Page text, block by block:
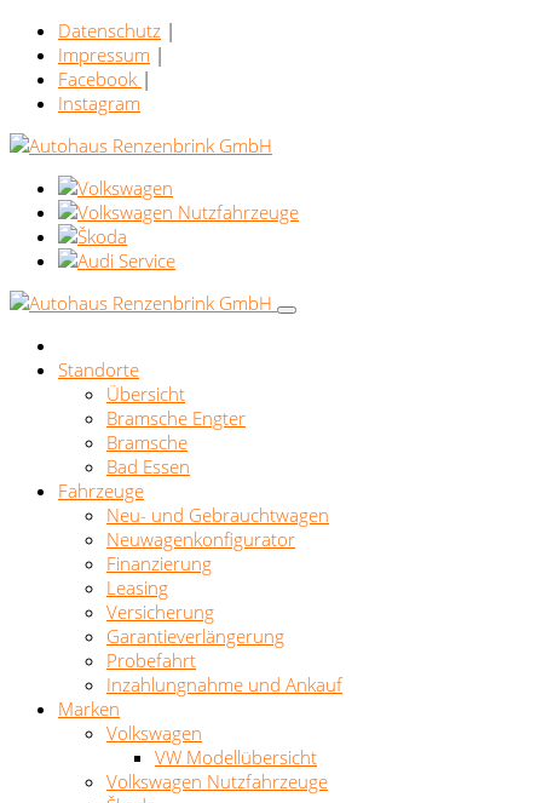
Datenschutz |
Impressum |
Facebook |
Instagram
Standorte
Übersicht
Bramsche Engter
Bramsche
Bad Essen
Fahrzeuge
Neu- und Gebrauchtwagen
Neuwagenkonfigurator
Finanzierung
Leasing
Versicherung
Garantieverlängerung
Probefahrt
Inzahlungnahme und Ankauf
Marken
Volkswagen
VW Modellübersicht
Volkswagen Nutzfahrzeuge